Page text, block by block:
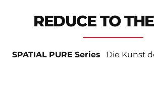
REDUCE TO
SPATIAL PURE Series Die Kunst